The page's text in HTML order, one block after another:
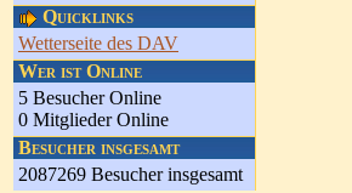
Quicklinks
Wetterseite des DAV
Wer ist Online
5 Besucher Online
0 Mitglieder Online
Besucher insgesamt
2087269 Besucher insgesamt